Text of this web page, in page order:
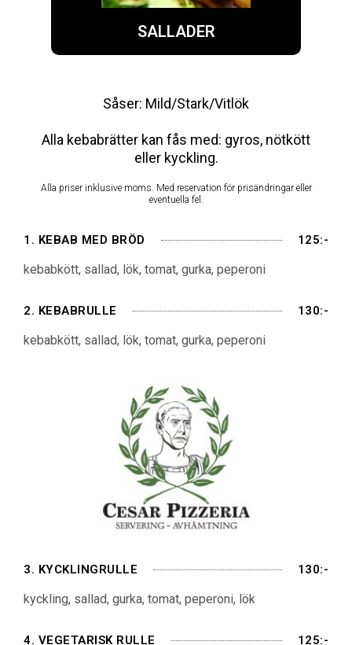
SALLADER
Såser: Mild/Stark/Vitlök
Alla kebabrätter kan fås med: gyros, nötkött
eller kyckling.
Alla priser inklusive moms. Med reservation för prisändringar eller
eventuella fel.
1. KEBAB MED BRÖD 125:-
kebabkött, sallad, lök, tomat, gurka, peperoni
2. KEBABRULLE 130:-
kebabkött, sallad, lök, tomat, gurka, peperoni
3. KYCKLINGRULLE 130:-
kyckling, sallad, gurka, tomat, peperoni, lök
4. VEGETARISK RULLE 125:-